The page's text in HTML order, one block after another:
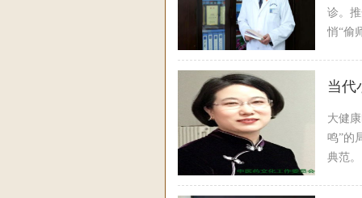
诊。
悄“偷
当代
大健
鸣”的
典范。